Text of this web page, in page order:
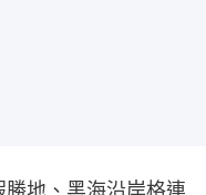
地、黑海沿岸格連